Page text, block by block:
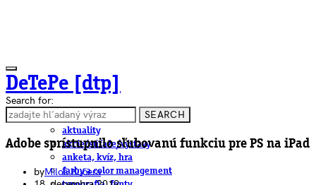
DeTePe [dtp]
ČLÁNKY
aktuality
akcie/súťaže/výstavy
anketa, kvíz, hra
farby a color management
Search for:
SEARCH
Adobe sprístupnilo sľubovanú funkciu pre PS na iPad
byMiloš Kučera